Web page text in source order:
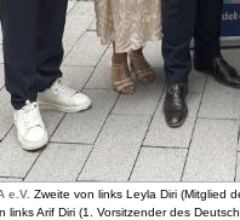
e.V. Zweite von links Leyla Diri (Mitglied
links Arif Diri (1. Vorsitzender des